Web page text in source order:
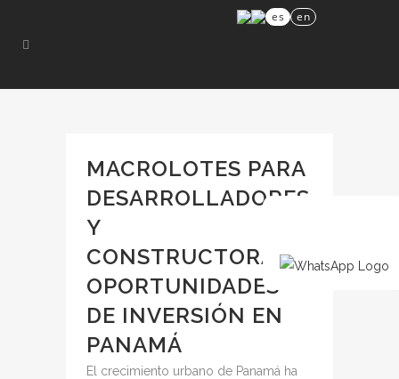
es en
MACROLOTES PARA
DESARROLLADORES
Y
CONSTRUCTORAS:
OPORTUNIDADES
DE INVERSIÓN EN
PANAMÁ
El crecimiento urbano de Panamá ha